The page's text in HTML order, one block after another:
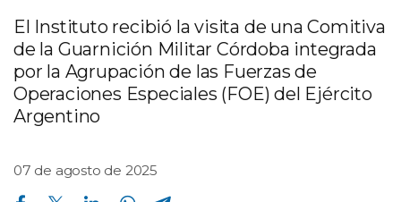
El Instituto recibió la visita de una Comitiva
de la Guarnición Militar Córdoba integrada
por la Agrupación de las Fuerzas de
Operaciones Especiales (FOE) del Ejército
Argentino
07 de agosto de 2025
Compartir en Facebook Compartir en Twitter Compartir en Linkedin Compartir en Whatsapp